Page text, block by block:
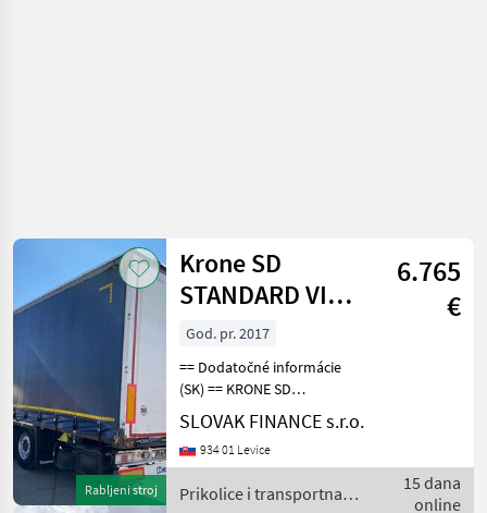
Rabljeni stroj
Krone SD
STANDARD VIN
742
6.765
€
God. pr. 2017
== Dodatočné informácie
(SK) == KRONE SD
STANDARD trojstranka r.v.
05/2017, zdvíhacia náprava,
kotúčové brzdy, vnútorná
celková hmotno
SLOVAK FINANCE s.r.o.
934 01 Levice
Prikolice i transportna
15 dana
online